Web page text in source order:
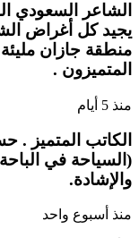
الشاعر السعودي
يجيد كل أغراض
منطقة جازان مليئة
المتميزون .
منذ 5 أيام
الكاتب المتميز .
(السياحة في
والإشادة.
منذ أسبوع واحد